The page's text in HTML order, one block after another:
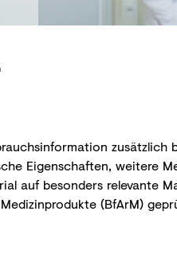
zusätzlich
Eigenschaften, weitere
auf besonders relevante
(BfArM)